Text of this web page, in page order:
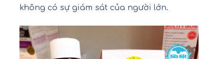
không có sự giám sát của người lớn.